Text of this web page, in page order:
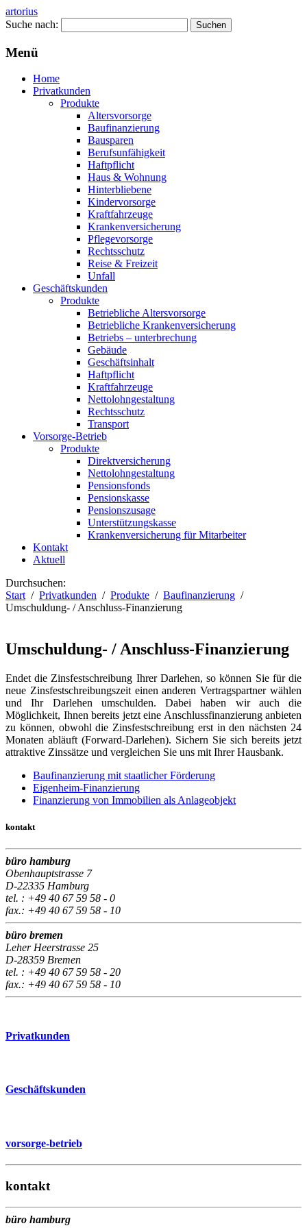
artorius
Suche nach:
Menü
Home
Privatkunden
Produkte
Altersvorsorge
Baufinanzierung
Bausparen
Berufsunfähigkeit
Haftpflicht
Haus & Wohnung
Hinterbliebene
Kindervorsorge
Kraftfahrzeuge
Krankenversicherung
Pflegevorsorge
Rechtsschutz
Reise & Freizeit
Unfall
Geschäftskunden
Produkte
Betriebliche Altersvorsorge
Betriebliche Krankenversicherung
Betriebs – unterbrechung
Gebäude
Geschäftsinhalt
Haftpflicht
Kraftfahrzeuge
Nettolohngestaltung
Rechtsschutz
Transport
Vorsorge-Betrieb
Produkte
Direktversicherung
Nettolohngestaltung
Pensionsfonds
Pensionskasse
Pensionszusage
Unterstützungskasse
Krankenversicherung für Mitarbeiter
Kontakt
Aktuell
Durchsuchen:
Start
Privatkunden Produkte
Baufinanzierung
Umschuldung- / Anschluss-Finanzierung
Umschuldung- / Anschluss-Finanzierung
Endet die Zinsfestschreibung Ihrer Darlehen, so können Sie für die
neue Zinsfestschreibungszeit einen anderen Vertragspartner wählen
und Ihr Darlehen umschulden. Dabei haben wir auch die
Möglichkeit, Ihnen bereits jetzt eine Anschlussfinanzierung anbieten
zu können, obwohldie Zinsfestschreibung erst in den nächsten 24
Monaten abläuft (Forward-Darlehen). Sichern Sie sich bereits jetzt
attraktive Zinssätze und vergleichen Sie uns mit Ihrer Hausbank.
Baufinanzierung mit staatlicher Förderung
Eigenheim-Finanzierung
Finanzierung von Immobilien als Anlageobjekt
kontakt
büro hamburg
Obenhauptstrasse 7
D-22335 Hamburg
tel. : +49 40 67 59 58 - 0
fax.: +49 40 67 59 58 - 10
büro bremen
Leher Heerstrasse 25
D-28359 Bremen
tel. : +49 40 67 59 58 - 20
fax.: +49 40 67 59 58 - 10
Privatkunden
Geschäftskunden
vorsorge-betrieb
kontakt
büro hamburg